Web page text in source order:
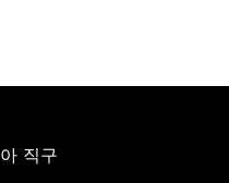
직구